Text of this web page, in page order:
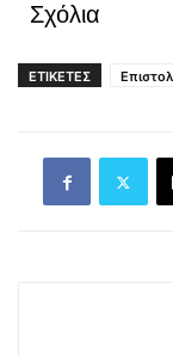
Σχόλια
ΕΤΙΚΕΤΕΣ